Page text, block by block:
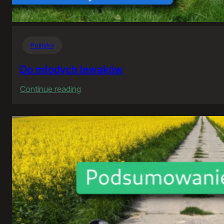
Polityka
Do młodych lewaków
Continue reading
młodych
lewaków